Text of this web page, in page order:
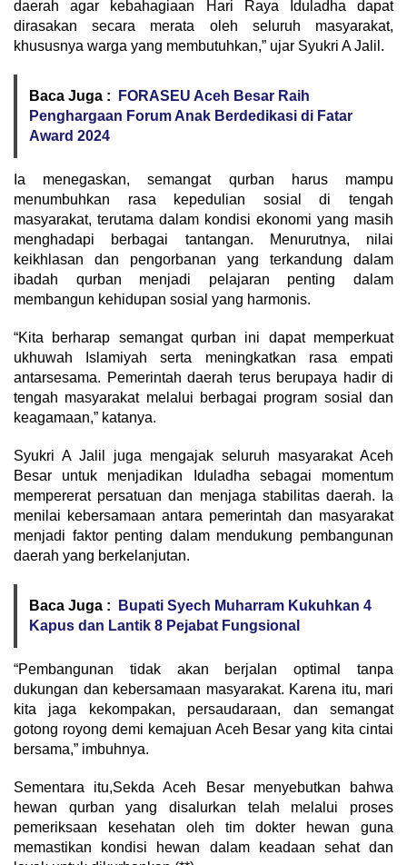
daerah agar kebahagiaan Hari Raya Iduladha dapat
dirasakan secara merata oleh seluruh masyarakat,
khususnya warga yang membutuhkan,” ujar Syukri A Jalil.
Baca Juga :
FORASEU Aceh Besar Raih
Penghargaan Forum Anak Berdedikasi di Fatar
Award 2024
Ia menegaskan, semangat qurban harus mampu
menumbuhkan rasa kepedulian sosial di tengah
masyarakat, terutama dalam kondisi ekonomi yang masih
menghadapi berbagai tantangan. Menurutnya, nilai
keikhlasan dan pengorbanan yang terkandung dalam
ibadah qurban menjadi pelajaran penting dalam
membangun kehidupan sosial yang harmonis.
“Kita berharap semangat qurban ini dapat memperkuat
ukhuwah Islamiyah serta meningkatkan rasa empati
antarsesama. Pemerintah daerah terus berupaya hadir di
tengah masyarakat melalui berbagai program sosial dan
keagamaan,” katanya.
Syukri A Jalil juga mengajak seluruh masyarakat Aceh
Besar untuk menjadikan Iduladha sebagai momentum
mempererat persatuan dan menjaga stabilitas daerah. Ia
menilai kebersamaan antara pemerintah dan masyarakat
menjadi faktor penting dalam mendukung pembangunan
daerah yang berkelanjutan.
Baca Juga :
Bupati Syech Muharram Kukuhkan 4
Kapus dan Lantik 8 Pejabat Fungsional
“Pembangunan tidak akan berjalan optimal tanpa
dukungan dan kebersamaan masyarakat. Karena itu, mari
kita jaga kekompakan, persaudaraan, dan semangat
gotong royong demi kemajuan Aceh Besar yang kita cintai
bersama,” imbuhnya.
Sementara itu,Sekda Aceh Besar menyebutkan bahwa
hewan qurban yang disalurkan telah melalui proses
pemeriksaan kesehatan oleh tim dokter hewan guna
memastikan kondisi hewan dalam keadaan sehat dan